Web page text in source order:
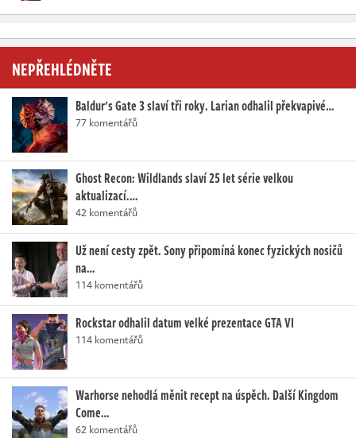
NEPŘEHLÉDNĚTE
Baldur's Gate 3 slaví tři roky. Larian odhalil překvapivé…
77 komentářů
Ghost Recon: Wildlands slaví 25 let série velkou
aktualizací.…
42 komentářů
Už není cesty zpět. Sony připomíná konec fyzických nosičů
na…
114 komentářů
Rockstar odhalil datum velké prezentace GTA VI
114 komentářů
Warhorse nehodlá měnit recept na úspěch. Další Kingdom
Come…
62 komentářů